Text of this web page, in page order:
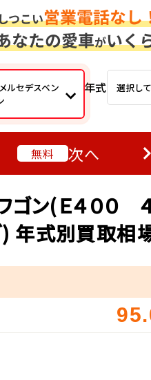
ルセデスベン
年式 選択し
無料 次へ
ン(Ｅ４００
年式別買取相